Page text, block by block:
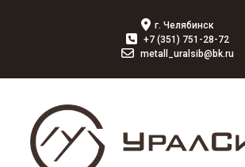
г. Челябинск
+7 (351) 751-28-72
metall_uralsib@bk.ru